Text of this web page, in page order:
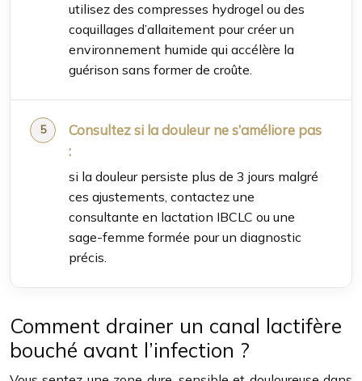
utilisez des compresses hydrogel ou des
coquillages d’allaitement pour créer un
environnement humide qui accélère la
guérison sans former de croûte.
Consultez si la douleur ne s’améliore pas
:
si la douleur persiste plus de 3 jours malgré
ces ajustements, contactez une
consultante en lactation IBCLC ou une
sage-femme formée pour un diagnostic
précis.
Comment drainer un canal lactifère
bouché avant l’infection ?